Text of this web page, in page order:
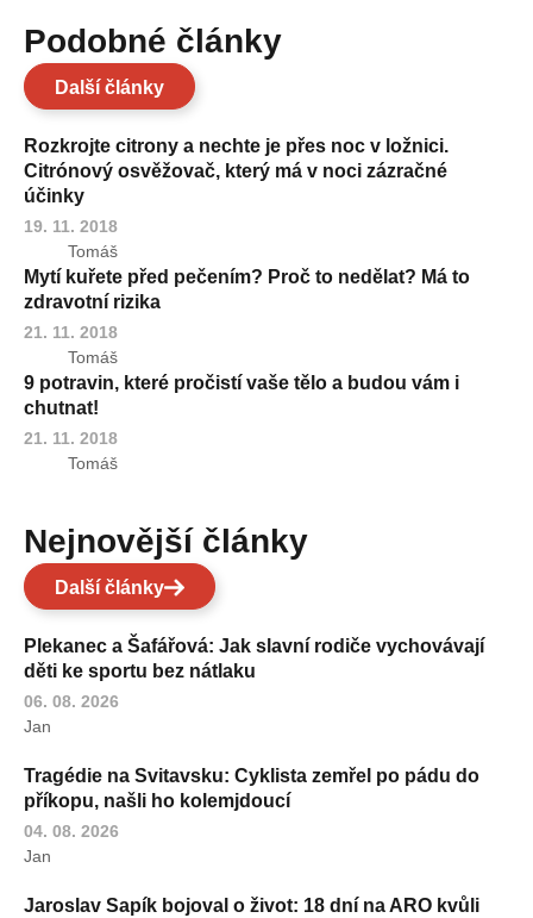
Podobné články
Další články
Rozkrojte citrony a nechte je přes noc v ložnici.
Citrónový osvěžovač, který má v noci zázračné
účinky
19. 11. 2018
Tomáš
Mytí kuřete před pečením? Proč to nedělat? Má to
zdravotní rizika
21. 11. 2018
Tomáš
9 potravin, které pročistí vaše tělo a budou vám i
chutnat!
21. 11. 2018
Tomáš
Nejnovější články
Další články
Plekanec a Šafářová: Jak slavní rodiče vychovávají
děti ke sportu bez nátlaku
06. 08. 2026
Jan
Tragédie na Svitavsku: Cyklista zemřel po pádu do
příkopu, našli ho kolemjdoucí
04. 08. 2026
Jan
Jaroslav Sapík bojoval o život: 18 dní na ARO kvůli